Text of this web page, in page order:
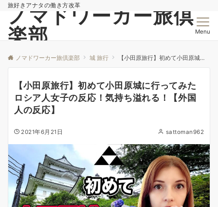
旅好きアナタの働き方改革
ノマドワーカー旅倶
楽部
Menu
ノマドワーカー旅倶楽部 城 旅行 【小田原旅行】初めて小田原城に行ってみたロシア人女子の反応！気持ち溢れる！【外国人の反応】
【小田原旅行】初めて小田原城に行ってみた
ロシア人女子の反応！気持ち溢れる！【外国
人の反応】
2021年6月21日 sattoman962